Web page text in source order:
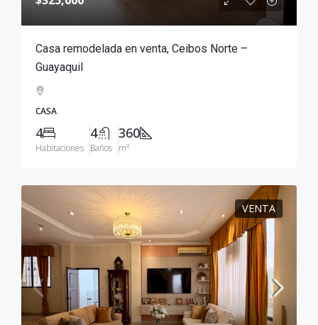
Casa remodelada en venta, Ceibos Norte –
Guayaquil
CASA
4
Habitaciones
4
Baños
360
m²
VENTA